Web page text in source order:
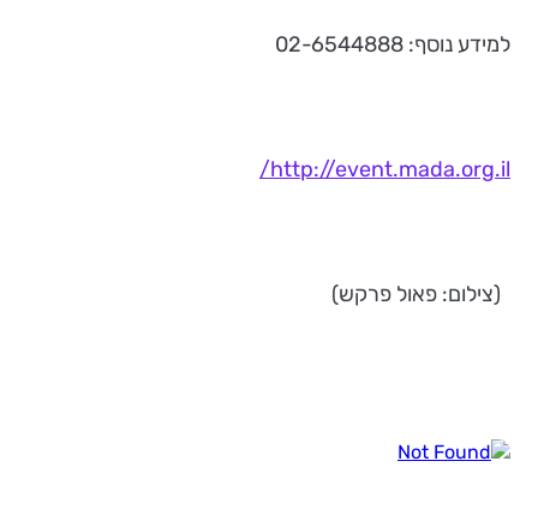
למידע נוסף: 02-6544888
http://event.mada.org.il/
(צילום: פאול פרקש)